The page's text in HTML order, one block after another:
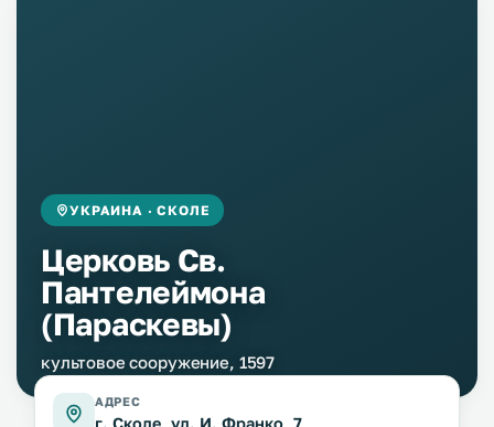
УКРАИНА · СКОЛЕ
Церковь Св.
Пантелеймона
(Параскевы)
культовое сооружение, 1597
АДРЕС
г. Сколе, ул. И. Франко, 7